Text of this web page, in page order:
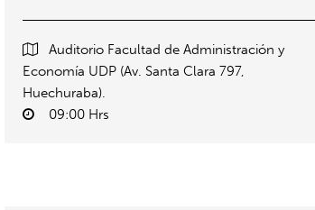
Auditorio Facultad de Administración y
Economía UDP (Av. Santa Clara 797,
Huechuraba).
09:00 Hrs